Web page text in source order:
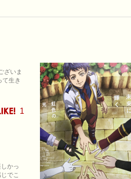
ざいま
て生き
1
かっ
でこ